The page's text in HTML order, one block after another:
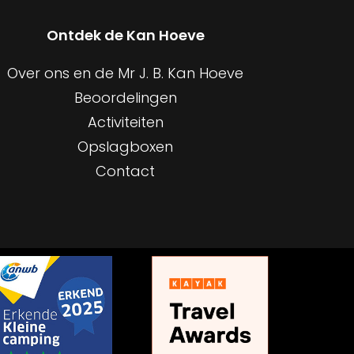
Ontdek de Kan Hoeve
Over ons en de Mr J. B. Kan Hoeve
Beoordelingen
Activiteiten
Opslagboxen
Contact